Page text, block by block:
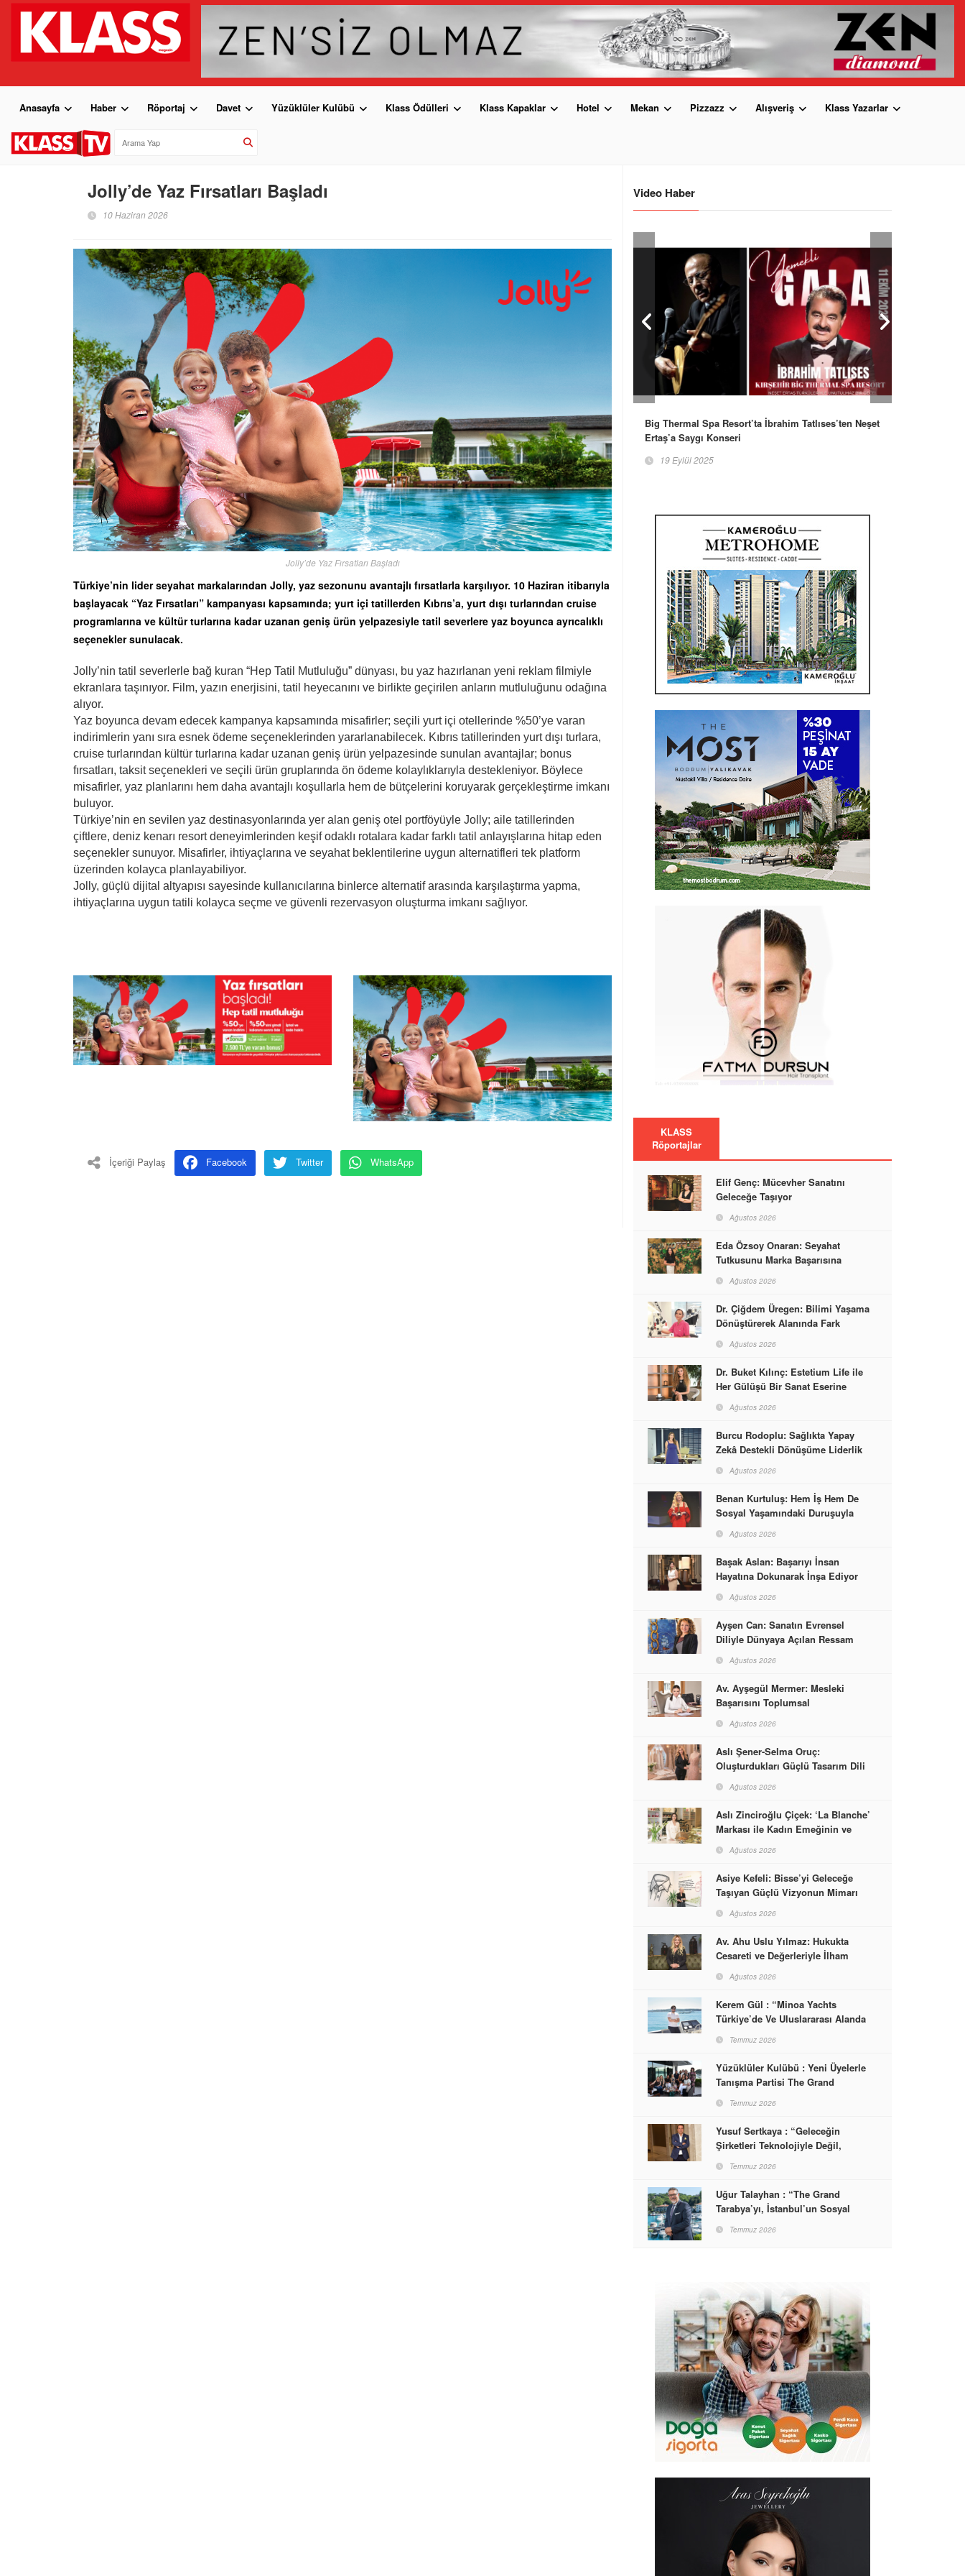
Anasayfa Haber Röportaj Davet Yüzüklüler Kulübü Klass Ödülleri Klass Kapaklar Hotel Mekan Pizzazz Alışveriş Klass Yazarlar
Jolly’de Yaz Fırsatları Başladı
10 Haziran 2026
Jolly’de Yaz Fırsatları Başladı
Türkiye’nin lider seyahat markalarından Jolly, yaz sezonunu avantajlı fırsatlarla karşılıyor. 10 Haziran itibarıyla
başlayacak “Yaz Fırsatları” kampanyası kapsamında; yurt içi tatillerden Kıbrıs’a, yurt dışı turlarından cruise
programlarına ve kültür turlarına kadar uzanan geniş ürün yelpazesiyle tatil severlere yaz boyunca ayrıcalıklı
seçenekler sunulacak.
Jolly’nin tatil severlerle bağ kuran “Hep Tatil Mutluluğu” dünyası, bu yaz hazırlanan yeni reklam filmiyle
ekranlara taşınıyor. Film, yazın enerjisini, tatil heyecanını ve birlikte geçirilen anların mutluluğunu odağına
alıyor.
Yaz boyunca devam edecek kampanya kapsamında misafirler; seçili yurt içi otellerinde %50’ye varan
indirimlerin yanı sıra esnek ödeme seçeneklerinden yararlanabilecek. Kıbrıs tatillerinden yurt dışı turlara,
cruise turlarından kültür turlarına kadar uzanan geniş ürün yelpazesinde sunulan avantajlar; bonus
fırsatları, taksit seçenekleri ve seçili ürün gruplarında ön ödeme kolaylıklarıyla destekleniyor. Böylece
misafirler, yaz planlarını hem daha avantajlı koşullarla hem de bütçelerini koruyarak gerçekleştirme imkanı
buluyor.
Türkiye’nin en sevilen yaz destinasyonlarında yer alan geniş otel portföyüyle Jolly; aile tatillerinden
çiftlere, deniz kenarı resort deneyimlerinden keşif odaklı rotalara kadar farklı tatil anlayışlarına hitap eden
seçenekler sunuyor. Misafirler, ihtiyaçlarına ve seyahat beklentilerine uygun alternatifleri tek platform
üzerinden kolayca planlayabiliyor.
Jolly, güçlü dijital altyapısı sayesinde kullanıcılarına binlerce alternatif arasında karşılaştırma yapma,
ihtiyaçlarına uygun tatili kolayca seçme ve güvenli rezervasyon oluşturma imkanı sağlıyor.
İçeriği Paylaş Facebook Twitter WhatsApp
Video Haber
Big Thermal Spa Resort’ta İbrahim Tatlıses’ten Neşet
Ertaş’a Saygı Konseri
19 Eylül 2025
KLASS
Röportajlar
Elif Genç: Mücevher Sanatını
Geleceğe Taşıyor
Ağustos 2026
Eda Özsoy Onaran: Seyahat
Tutkusunu Marka Başarısına
Ağustos 2026
Dr. Çiğdem Üregen: Bilimi Yaşama
Dönüştürerek Alanında Fark
Ağustos 2026
Dr. Buket Kılınç: Estetium Life ile
Her Gülüşü Bir Sanat Eserine
Ağustos 2026
Burcu Rodoplu: Sağlıkta Yapay
Zekâ Destekli Dönüşüme Liderlik
Ağustos 2026
Benan Kurtuluş: Hem İş Hem De
Sosyal Yaşamındaki Duruşuyla
Ağustos 2026
Başak Aslan: Başarıyı İnsan
Hayatına Dokunarak İnşa Ediyor
Ağustos 2026
Ayşen Can: Sanatın Evrensel
Diliyle Dünyaya Açılan Ressam
Ağustos 2026
Av. Ayşegül Mermer: Mesleki
Başarısını Toplumsal
Ağustos 2026
Aslı Şener-Selma Oruç:
Oluşturdukları Güçlü Tasarım Dili
Dünyasına İmzalarını Attılar
Ağustos 2026
Aslı Zinciroğlu Çiçek: ‘La Blanche’
Markası ile Kadın Emeğinin ve
Başarabileceğinin En Güzel
Örneğini Sunuyor
Ağustos 2026
Asiye Kefeli: Bisse’yi Geleceğe
Taşıyan Güçlü Vizyonun Mimarı
Ağustos 2026
Av. Ahu Uslu Yılmaz: Hukukta
Cesareti ve Değerleriyle İlham
Ağustos 2026
Kerem Gül : “Minoa Yachts
Türkiye’de Ve Uluslararası Alanda
Markası Olacak”
Temmuz 2026
Yüzüklüler Kulübü : Yeni Üyelerle
Tanışma Partisi The Grand
Temmuz 2026
Yusuf Sertkaya : “Geleceğin
Şirketleri Teknolojiyle Değil,
Temmuz 2026
Uğur Talayhan : “The Grand
Tarabya’yı, İstanbul’un Sosyal
Destinasyon Haline Getirmeyi
Temmuz 2026